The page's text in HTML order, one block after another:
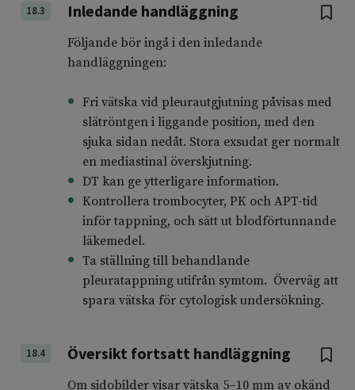
18.3 Inledande handläggning
Följande bör ingå i den inledande
handläggningen:
Fri vätska vid pleurautgjutning påvisas med
slätröntgen i liggande position, med den
sjuka sidan nedåt. Stora exsudat ger normalt
en mediastinal överskjutning.
DT kan ge ytterligare information.
Kontrollera trombocyter, PK och APT-tid
inför tappning, och sätt ut blodförtunnande
läkemedel.
Ta ställning till behandlande
pleuratappning utifrån symtom. Överväg att
spara vätska för cytologisk undersökning.
18.4 Översikt fortsatt handläggning
Om sidobilder visar vätska 5–10 mm av okänd